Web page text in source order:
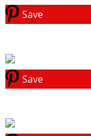
Save
Save